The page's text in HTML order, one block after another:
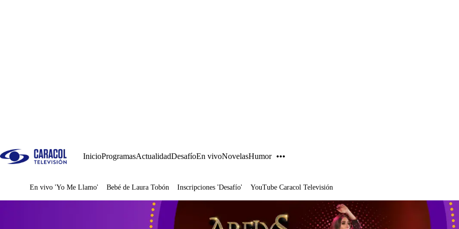
InicioProgramasActualidadDesafíoEn vivoNovelasHumor
Juegos
En vivo 'Yo Me Llamo' Bebé de Laura Tobón Inscripciones 'Desafío' YouTube Caracol Televisión